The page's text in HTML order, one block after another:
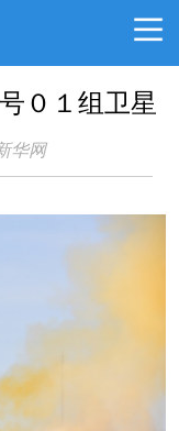
０１组卫星
华网